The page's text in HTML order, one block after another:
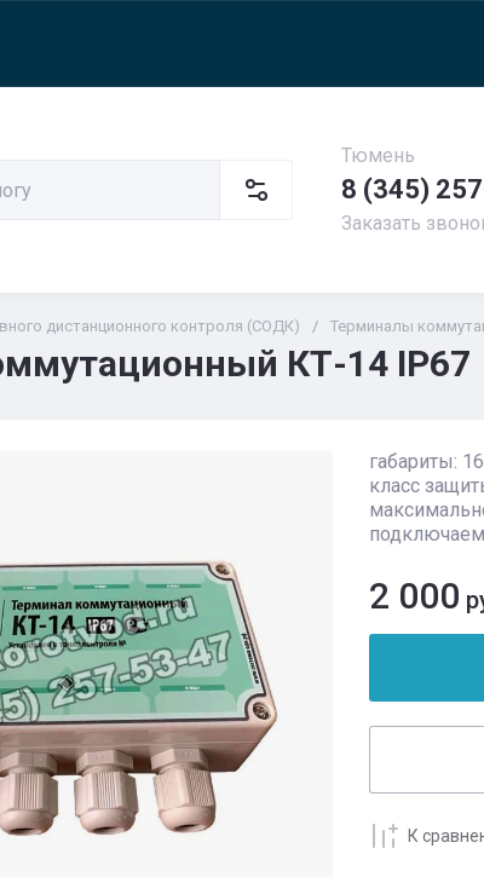
Тюмень
8 (345)
Заказать
дистанционного контроля (СОДК) / Терминалы
КТ-14 IP67
габариты:
класс
2 000
К